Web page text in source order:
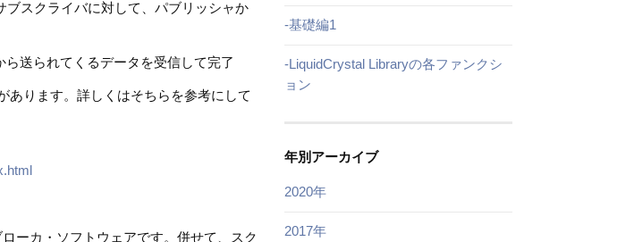
スクライバに対して、パブリッシャか
送られてくるデータを受信して完了
ります。詳しくはそちらを参考にして
ーカ・ソフトウェアです。併せて、スク
-基礎編1
-LiquidCrystal Libraryの各ファンクシ
ョン
年別アーカイブ
2020年
2017年